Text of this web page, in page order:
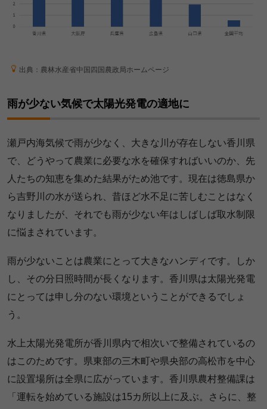
出典：農林水産省中国四国農政局ホームページ
雨が少ない気候で太陽光発電の適地に
瀬戸内海気候で雨が少なく、大きな川が存在しない香川県
で、どうやって農業に必要な水を確保すればいいのか、先
人たちの知恵を集めた結果がため池です。現在は徳島県か
ら吉野川の水が送られ、昔ほど水不足に苦しむことはなく
なりましたが、それでも雨が少ない年はしばしば取水制限
に悩まされています。
雨が少ないことは農業にとって大きなハンディです。しか
し、その分日照時間が長くなります。香川県は太陽光発電
にとっては申し分のない環境ということができるでしょ
う。
水上太陽光発電所が香川県内で相次いで整備されているの
はこのためです。県東部の三木町や県央部の高松市を中心
に設置場所は全県に広がっています。香川県農村整備課は
「運転を始めている施設は15カ所以上に及ぶ。さらに、整